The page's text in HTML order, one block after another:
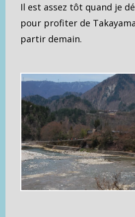
Il est assez tôt quand je
pour profiter de
partir demain.